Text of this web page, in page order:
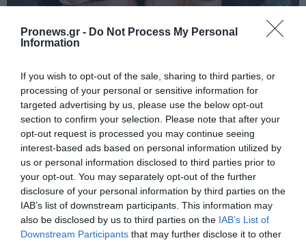
Pronews.gr - Do Not Process My Personal
Information
If you wish to opt-out of the sale, sharing to third parties, or
processing of your personal or sensitive information for
targeted advertising by us, please use the below opt-out
section to confirm your selection. Please note that after your
opt-out request is processed you may continue seeing
interest-based ads based on personal information utilized by
us or personal information disclosed to third parties prior to
your opt-out. You may separately opt-out of the further
disclosure of your personal information by third parties on the
IAB’s list of downstream participants. This information may
also be disclosed by us to third parties on the IAB’s List of
Downstream Participants that may further disclose it to other
PRONEWS.GR /ΕΣΩΤΕΡΙΚΗ ΑΣΦΑΛΕΙΑ
Λευκάδα: Χειροπέδες σε 58χρονο
Γερμανό μετά από καταγγελία της
συντρόφου του για ενδοοικογενειακή
βία
08.08.2026 | 14:22